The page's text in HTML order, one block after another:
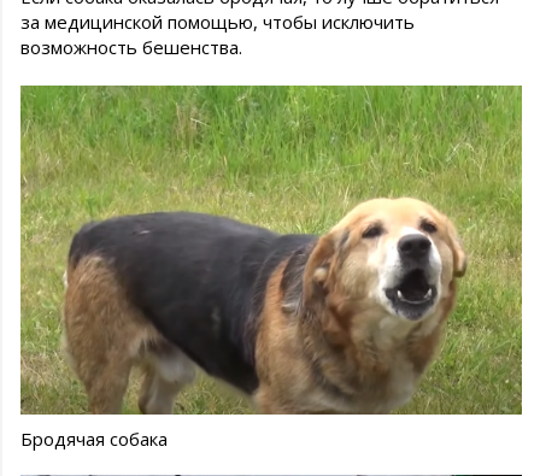
за медицинской помощью, чтобы исключить
возможность бешенства.
Бродячая собака